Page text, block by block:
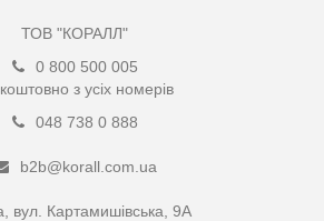
ТОВ "КОРАЛЛ"
0 800 500 005
з усіх номерів
048 738 0 888
b2b@korall.com.ua
вул. Картамишівська, 9А